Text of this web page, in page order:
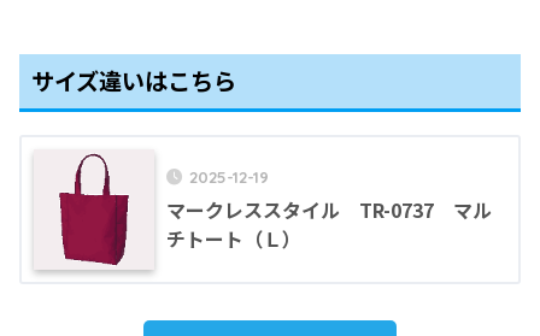
サイズ違いはこちら
2025-12-19
マークレススタイル TR-0737 マル
チトート（Ｌ）